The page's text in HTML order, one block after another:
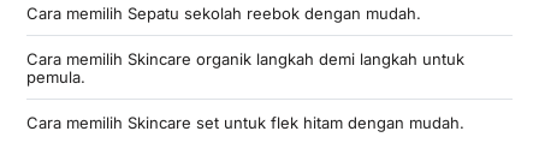
Cara memilih Sepatu sekolah reebok dengan mudah.
Cara memilih Skincare organik langkah demi langkah untuk
pemula.
Cara memilih Skincare set untuk flek hitam dengan mudah.